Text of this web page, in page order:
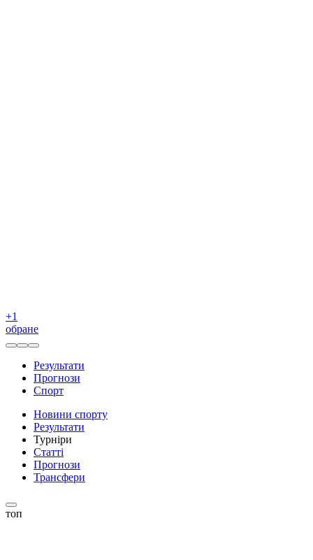
+1
обране
Результати
Прогнози
Спорт
Новини спорту
Результати
Турніри
Статті
Прогнози
Трансфери
топ